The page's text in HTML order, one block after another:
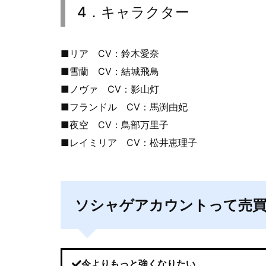
4．キャラクター
■リア CV：鈴木愛奈
■雪蘭 CV：結城飛鳥
■ノヴァ CV：影山灯
■フランドル CV：馬渕由妃
■夜空 CV：鳥部万里子
■レイミリア CV：松井恵理子
ソシャゲアカウントって売